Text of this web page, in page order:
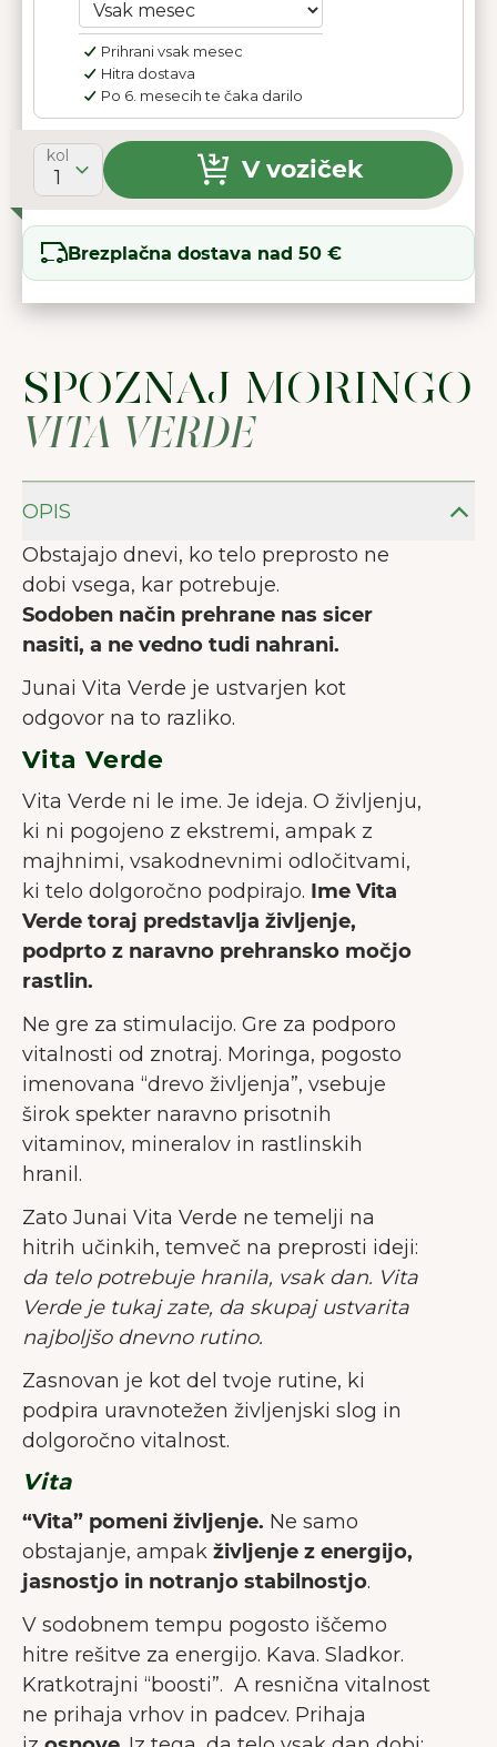
Prihrani vsak mesec
Hitra dostava
Po 6. mesecih te čaka darilo
kol
1 V voziček
Brezplačna dostava nad 50 €
SPOZNAJ MORINGO
VITA VERDE
OPIS
Obstajajo dnevi, ko telo preprosto ne
dobi vsega, kar potrebuje.
Sodoben način prehrane nas sicer
nasiti, a ne vedno tudi nahrani.
Junai Vita Verde je ustvarjen kot
odgovor na to razliko.
Vita Verde
Vita Verde ni le ime. Je ideja. O življenju,
ki ni pogojeno z ekstremi, ampak z
majhnimi, vsakodnevnimi odločitvami,
ki telo dolgoročno podpirajo. Ime Vita
Verde toraj predstavlja življenje,
podprto z naravno prehransko močjo
rastlin.
Ne gre za stimulacijo. Gre za podporo
vitalnosti od znotraj. Moringa, pogosto
imenovana “drevo življenja”, vsebuje
širok spekter naravno prisotnih
vitaminov, mineralov in rastlinskih
hranil.
Zato Junai Vita Verde ne temelji na
hitrih učinkih, temveč na preprosti ideji:
da telo potrebuje hranila, vsak dan. Vita
Verde je tukaj zate, da skupaj ustvarita
najboljšo dnevno rutino.
Zasnovan je kot del tvoje rutine, ki
podpira uravnotežen življenjski slog in
dolgoročno vitalnost.
Vita
“Vita” pomeni življenje. Ne samo
obstajanje, ampak življenje z energijo,
jasnostjo in notranjo stabilnostjo.
V sodobnem tempu pogosto iščemo
hitre rešitve za energijo. Kava. Sladkor.
Kratkotrajni “boosti”. A resnična vitalnost
ne prihaja vrhov in padcev. Prihaja